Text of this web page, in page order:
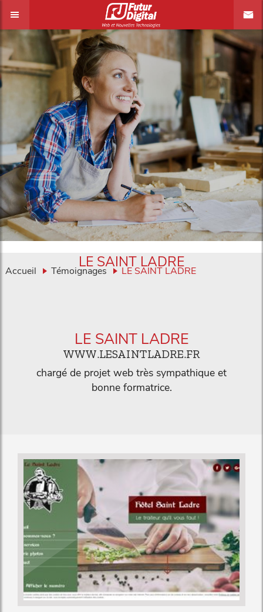
Accueil Témoignages LE SAINT LADRE
LE SAINT LADRE
LE SAINT LADRE
WWW.LESAINTLADRE.FR
chargé de projet web très sympathique et
bonne formatrice.